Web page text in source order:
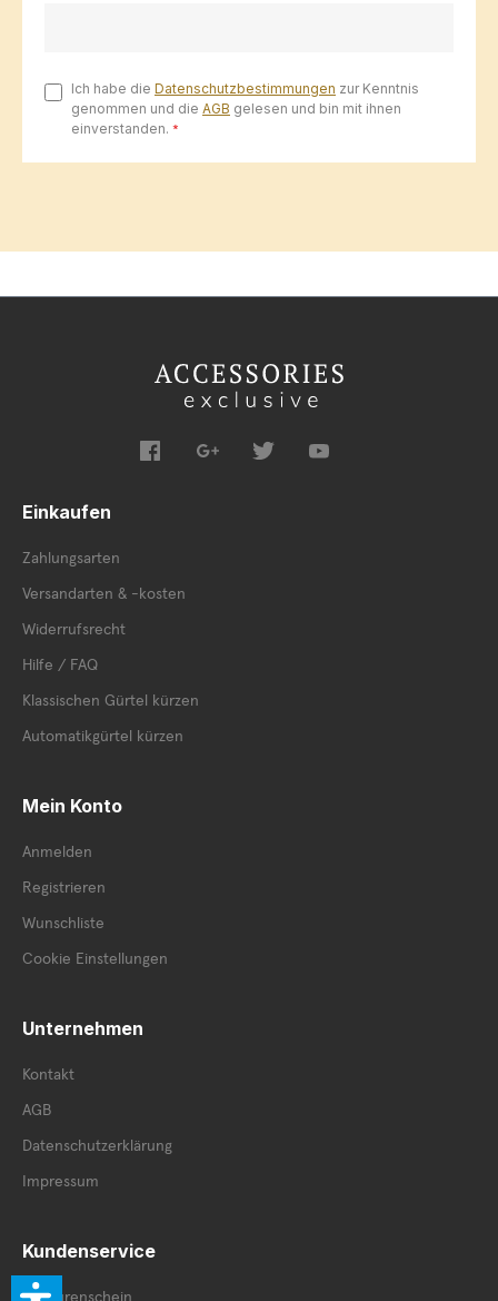
Ich habe die Datenschutzbestimmungen zur Kenntnis
genommen und die AGB gelesen und bin mit ihnen
einverstanden. *
Einkaufen
Zahlungsarten
Versandarten & -kosten
Widerrufsrecht
Hilfe / FAQ
Klassischen Gürtel kürzen
Automatikgürtel kürzen
Mein Konto
Anmelden
Registrieren
Wunschliste
Cookie Einstellungen
Unternehmen
Kontakt
AGB
Datenschutzerklärung
Impressum
Kundenservice
Retourenschein